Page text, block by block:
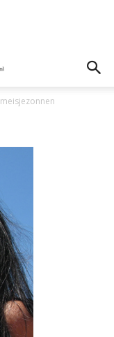
meisjezonnen